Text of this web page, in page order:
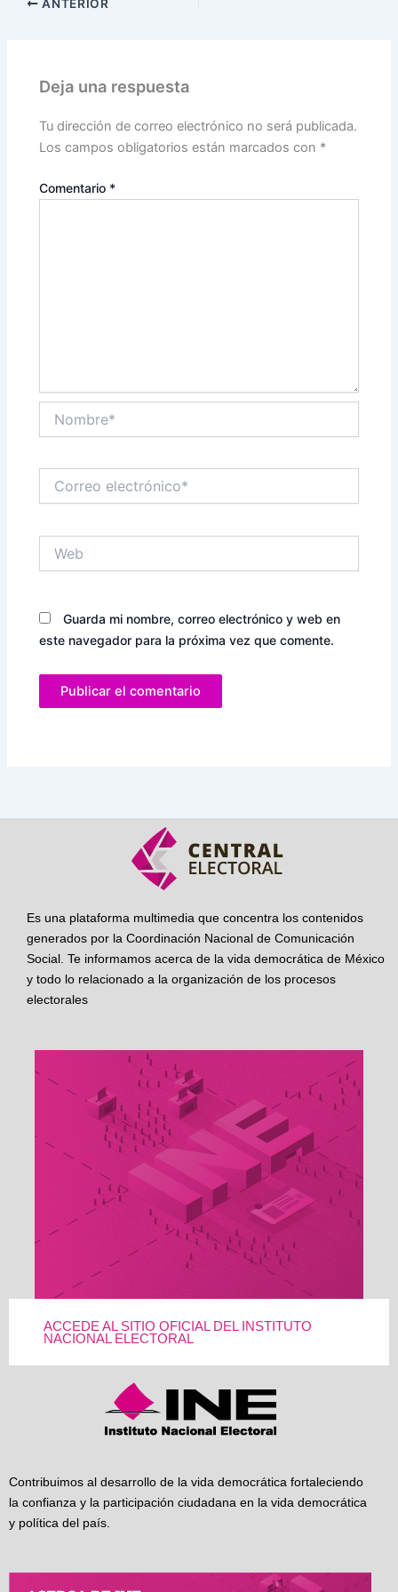
ANTERIOR
Deja una respuesta
Tu dirección de correo electrónico no será publicada.
Los campos obligatorios están marcados con *
Comentario *
electrónico*
Guarda mi nombre, correo electrónico y web en
este navegador para la próxima vez que comente.
Es una plataforma multimedia que concentra los contenidos
generados por la Coordinación Nacional de Comunicación
Social. Te informamos acerca de la vida democrática de México
y todo lo relacionado a la organización de los procesos
electorales
ACCEDE AL SITIO OFICIAL DEL INSTITUTO
NACIONAL ELECTORAL
Contribuimos al desarrollo de la vida democrática fortaleciendo
la confianza y la participación ciudadana en la vida democrática
y política del país.